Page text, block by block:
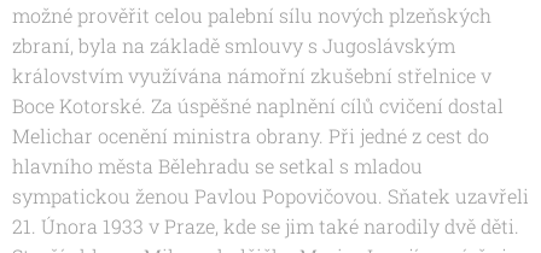
možné prověřit celou palební sílu nových plzeňských
zbraní, byla na základě smlouvy s Jugoslávským
královstvím využívána námořní zkušební střelnice v
Boce Kotorské. Za úspěšné naplnění cílů cvičení dostal
Melichar ocenění ministra obrany. Při jedné z cest do
hlavního města Bělehradu se setkal s mladou
sympatickou ženou Pavlou Popovičovou. Sňatek uzavřeli
21. Února 1933 v Praze, kde se jim také narodily dvě děti.